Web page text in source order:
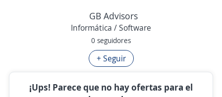
GB Advisors
Informática / Software
0 seguidores
+ Seguir
¡Ups! Parece que no hay ofertas para el